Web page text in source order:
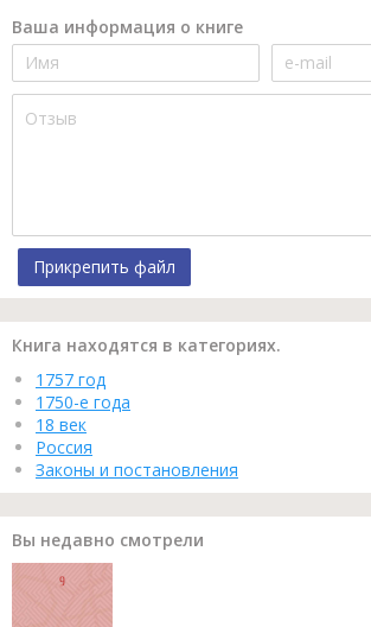
Ваша информация о книге
Прикрепить файл
Книга находятся в категориях.
1757 год
1750-е года
18 век
Россия
Законы и постановления
Вы недавно смотрели